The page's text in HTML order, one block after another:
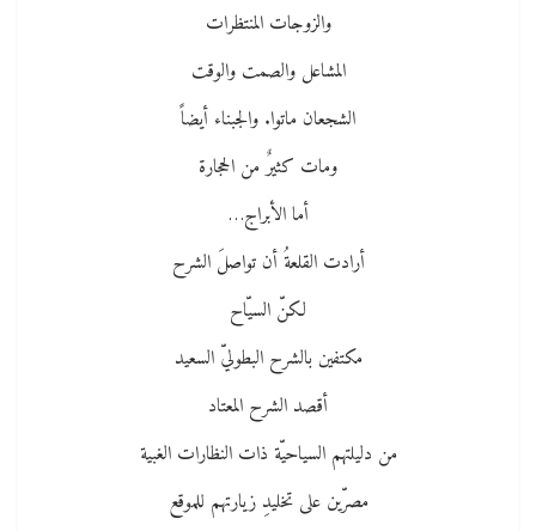
والزوجات المنتظرات
المشاعل والصمت والوقت
الشجعان ماتوا. والجبناء أيضاً
ومات كثيرٌ من الحجارة
أما الأبراج…
أرادت القلعةُ أن تواصلَ الشرح
لكنّ السيّاح
مكتفين بالشرح البطوليّ السعيد
أقصد الشرح المعتاد
من دليلتهم السياحيّة ذات النظارات الغبية
مصرّين على تخليدِ زيارتهم للموقع